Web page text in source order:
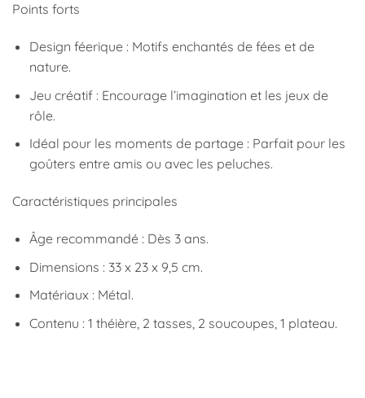
Points forts
Design féerique : Motifs enchantés de fées et de
nature.
Jeu créatif : Encourage l’imagination et les jeux de
rôle.
Idéal pour les moments de partage : Parfait pour les
goûters entre amis ou avec les peluches.
Caractéristiques principales
Âge recommandé : Dès 3 ans.
Dimensions : 33 x 23 x 9,5 cm.
Matériaux : Métal.
Contenu : 1 théière, 2 tasses, 2 soucoupes, 1 plateau.